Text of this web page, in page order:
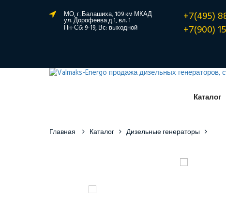
МО, г. Балашиха, 109 км МКАД
ул. Дорофеева д.1, вл. 1
Пн-Сб: 9-19, Вс: выходной
+7(495)
+7(900)
Каталог
Главная Каталог Дизельные генераторы